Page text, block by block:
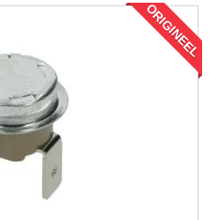
ORIGINEEL